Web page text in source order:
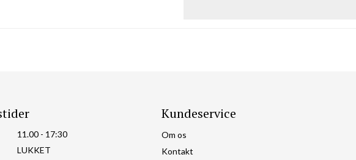
11.00 - 17:30
LUKKET
Kundeservice
Om os
Kontakt